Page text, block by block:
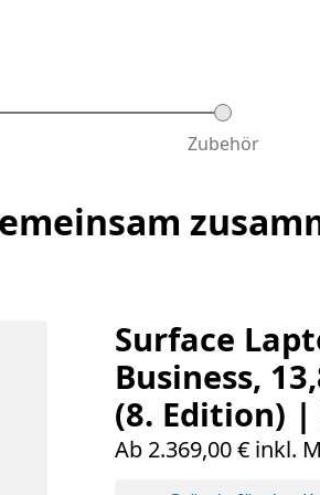
verfügbar nach Abschluss der
Schritt 3
Zubehör
Surface
Business,
(8. Edition)
Ab 2.369,00 € inkl.